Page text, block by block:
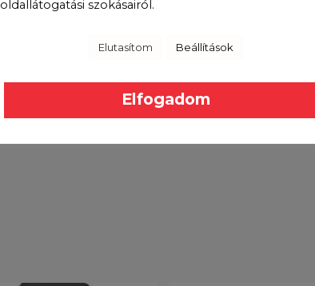
+10 to +40 °C
oldallátogatási szokásairól.
Elutasítom Beállítások
Elfogadom